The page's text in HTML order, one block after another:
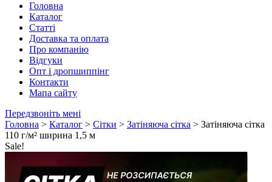
Головна
Каталог
Статті
Доставка та оплата
Про компанію
Відгуки
Опт і дропшиппінг
Контакти
Мапа сайту
Передзвоніть мені
Головна > Каталог > Сітки > Затіняюча сітка > Затіняюча сітка
110 г/м² ширина 1,5 м
Sale!